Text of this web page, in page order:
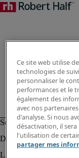
Ce site web utilise
technologies de
personnaliser le
performances et le
également des
avec nos
d'analyse. Si nous
désactivation, il
l'utilisation de
partager mes